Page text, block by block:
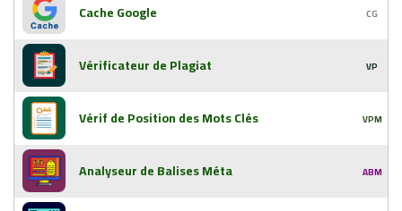
Cache Google CG
Vérificateur de Plagiat VP
Vérif de Position des Mots Clés VPM
Analyseur de Balises Méta ABM